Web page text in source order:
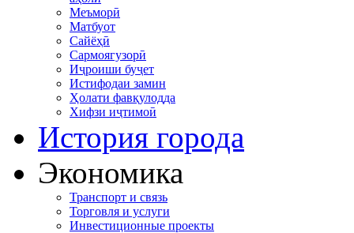
Меъморӣ
Матбуот
Сайёҳӣ
Сармоягузорӣ
Иҷроиши буҷет
Истифодаи замин
Ҳолати фавқулодда
Хифзи иҷтимоӣ
История города
Экономика
Транспорт и связь
Торговля и услуги
Инвестиционные проекты